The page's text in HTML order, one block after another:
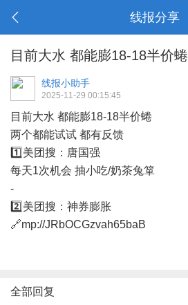
线报分享
目前大水 都能膨18-18半价蜷
线报小助手
2025-11-29 00:15:45
目前大水 都能膨18-18半价蜷
两个都能试试 都有反馈
1️⃣美团搜：唐国强
每天1次机会 抽小吃/奶茶兔箪
-
2️⃣美团搜：神券膨胀
🔗mp://JRbOCGzvah65baB
全部回复